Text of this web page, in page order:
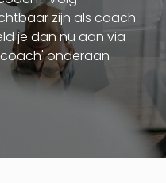
zijn als coach
je dan nu aan via
onderaan